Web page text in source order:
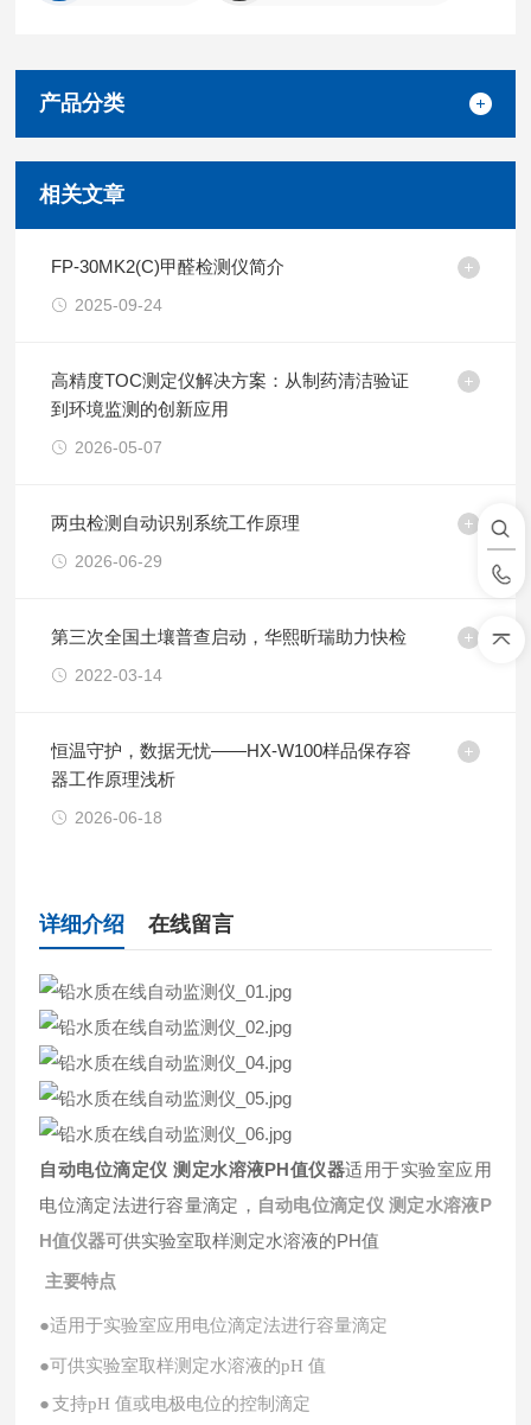
产品分类
相关文章
FP-30MK2(C)甲醛检测仪简介
2025-09-24
高精度TOC测定仪解决方案：从制药清洁验证
到环境监测的创新应用
2026-05-07
两虫检测自动识别系统工作原理
2026-06-29
第三次全国土壤普查启动，华熙昕瑞助力快检
2022-03-14
恒温守护，数据无忧——HX-W100样品保存容
器工作原理浅析
2026-06-18
详细介绍 在线留言
自动电位滴定仪 测定水溶液PH值仪器适用于实验室应用
电位滴定法进行容量滴定， 自动电位滴定仪 测定水溶液P
H值仪器可供实验室取样测定水溶液的PH值
主要特点
●适用于实验室应用电位滴定法进行容量滴定
●可供实验室取样测定水溶液的pH 值
● 支持pH 值或电极电位的控制滴定